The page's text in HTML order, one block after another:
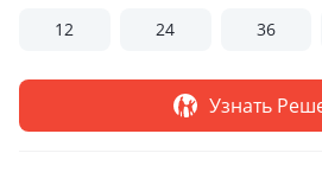
12 24 36
Узнать